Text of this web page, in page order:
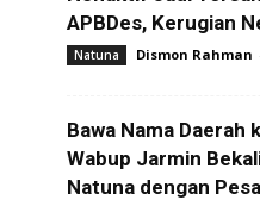
APBDes, Kerugian
Natuna Dismon Rahman
Bawa Nama Daerah
Wabup Jarmin
Natuna dengan